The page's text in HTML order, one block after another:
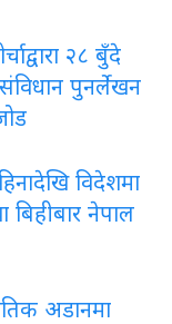
२८ बुँदे
पुनर्लेखन
विदेशमा
बिहीबार नेपाल
अडानमा